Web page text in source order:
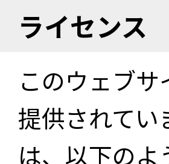
ライセンス
このウェブ
提供されてい
は、以下の